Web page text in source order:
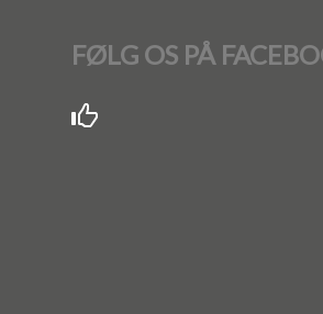
FØLG OS PÅ